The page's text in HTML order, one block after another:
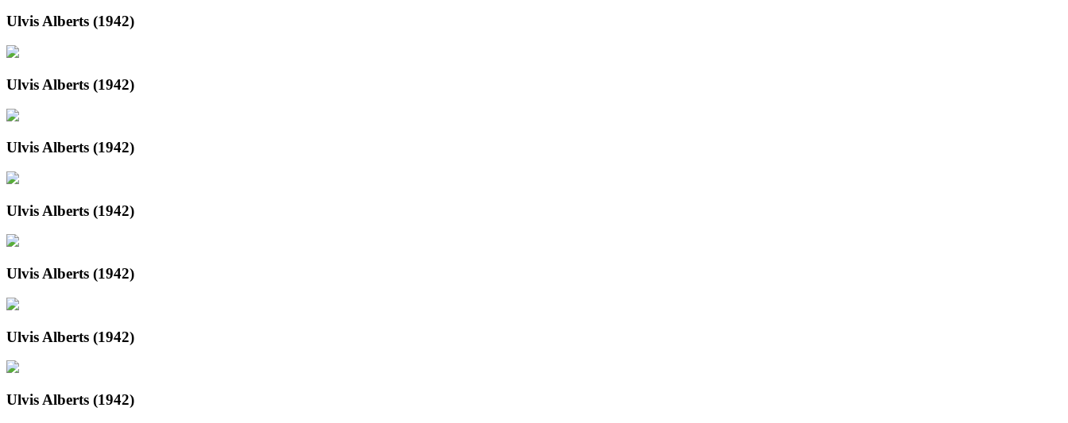
Ulvis Alberts (1942)
Ulvis Alberts (1942)
Ulvis Alberts (1942)
Ulvis Alberts (1942)
Ulvis Alberts (1942)
Ulvis Alberts (1942)
Ulvis Alberts (1942)